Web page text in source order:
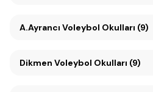
A.Ayrancı Voleybol Okulları (9)
Dikmen Voleybol Okulları (9)